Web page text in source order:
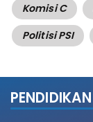
Komisi C
Politisi PSI
PENDIDIKAN